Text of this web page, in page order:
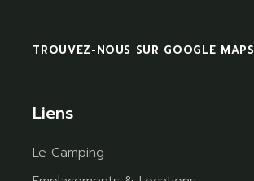
TROUVEZ-NOUS SUR GOOGLE MAPS
Liens
Le Camping